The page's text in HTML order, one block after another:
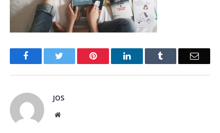
Facebook Pinterest LinkedIn Email
JOS
Website